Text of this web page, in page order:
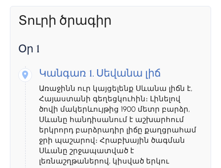
Տուրի ծրագիր
Օր 1
Կանգառ 1. Սեվանա լիճ
Առաջինն ուր կայցելենք Սևանա լիճն է,
Հայաստանի գեղեցկուհին։ Լինելով
ծովի մակերևույթից 1900 մետր բարձր,
Սևանը հանդիսանում է աշխարհում
երկրորդ բարձրադիր լիճը քաղցրահամ
ջրի պաշարով։ Հրաբխային ծագման
Սևանը շրջապատված է
լեռնաշղթաներով, կիսված երկու